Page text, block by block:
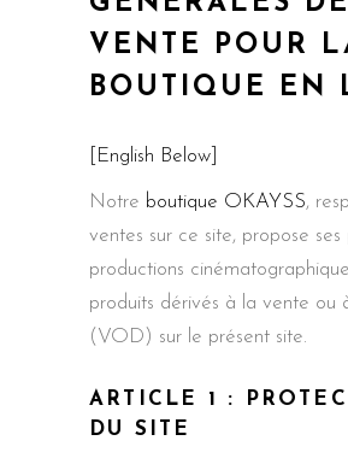
VENTE POUR
BOUTIQUE EN
[English Below
Notre boutique OKAYSS,
ventes sur ce site, propose ses
productions
produits dérivés à la vente ou
(VOD) sur le présent site.
ARTICLE 1 :
DU SITE